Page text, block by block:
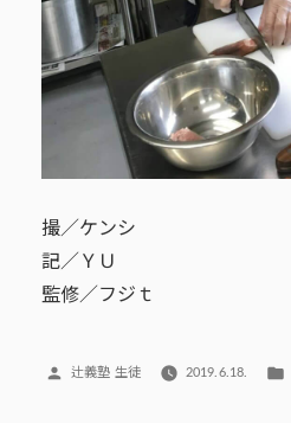
撮／ケンシ
記／ＹＵ
監修／フジｔ
投
辻義塾 生徒 2019.6.18.